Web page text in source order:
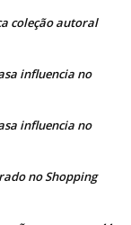
coleção autoral
influencia no
influencia no
no Shopping